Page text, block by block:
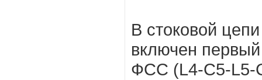
В стоковой
включен первый
ФСС (L4-C5-L5-